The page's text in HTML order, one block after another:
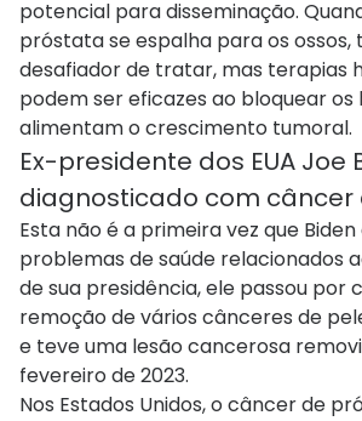
potencial para disseminação.
próstata se espalha para os ossos,
desafiador de tratar, mas terapias
podem ser eficazes ao bloquear os
alimentam o crescimento tumoral.
Ex-presidente dos EUA Joe
diagnosticado com
Esta não é a primeira vez que
problemas de saúde relacionados
de sua presidência, ele passou por
remoção de vários cânceres de
e teve uma lesão cancerosa
fevereiro de 2023.
Nos Estados Unidos, o câncer de